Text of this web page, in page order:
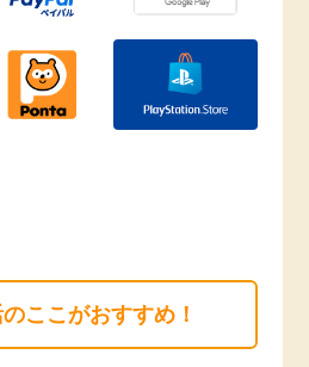
ここがおすすめ！